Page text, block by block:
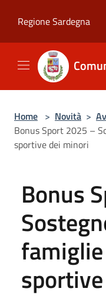
Regione Sardegna
Home > Novità >
Bonus Sport 2025 –
sportive dei minori
Bonus